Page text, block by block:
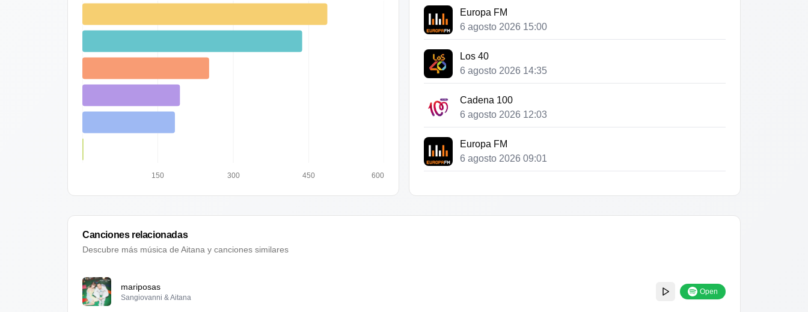
150 300 450 600
Europa FM
6 agosto 2026 15:00
Los 40
6 agosto 2026 14:35
Cadena 100
6 agosto 2026 12:03
Europa FM
6 agosto 2026 09:01
Canciones relacionadas
Descubre más música de Aitana y canciones similares
mariposas
Sangiovanni & Aitana
Open